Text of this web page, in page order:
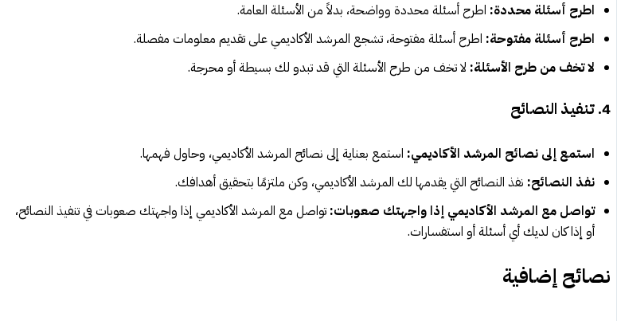
اطرح أسئلة محددة: اطرح أسئلة محددة وواضحة، بدلاً من الأسئلة العامة.
اطرح أسئلة مفتوحة: اطرح أسئلة مفتوحة، تشجع المرشد الأكاديمي على تقديم معلومات مفصلة.
لا تخف من طرح الأسئلة: لا تخف من طرح الأسئلة التي قد تبدو لك بسيطة أو محرجة.
4. تنفيذ النصائح
استمع إلى نصائح المرشد الأكاديمي: استمع بعناية إلى نصائح المرشد الأكاديمي، وحاول فهمها.
نفذ النصائح: نفذ النصائح التي يقدمها لك المرشد الأكاديمي، وكن ملتزمًا بتحقيق أهدافك.
تواصل مع المرشد الأكاديمي إذا واجهتك صعوبات: تواصل مع المرشد الأكاديمي إذا واجهتك صعوبات في تنفيذ النصائح،
أو إذا كان لديك أي أسئلة أو استفسارات.
نصائح إضافية